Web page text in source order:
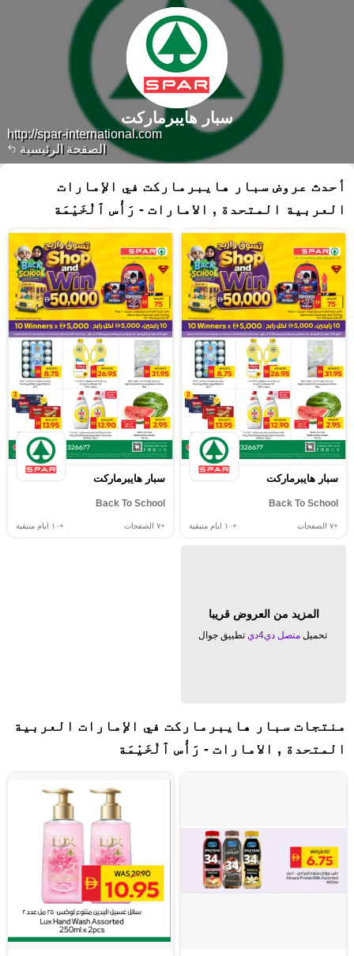
الصفحة الرئيسية
http://spar-international.com
سبار هايبرماركت
أحدث عروض سبار هايبرماركت في الإمارات
العربية المتحدة , الامارات - رَأْس ٱلْخَيْمَة
سبار هايبرماركت
Back To School
+٧ الصفحات +١٠ ايام متبقية
سبار هايبرماركت
Back To School
+٧ الصفحات +١٠ ايام متبقية
المزيد من العروض قريبا
تحميل متصل دي4دي تطبيق جوال
منتجات سبار هايبرماركت في الإمارات العربية
المتحدة , الامارات - رَأْس ٱلْخَيْمَة